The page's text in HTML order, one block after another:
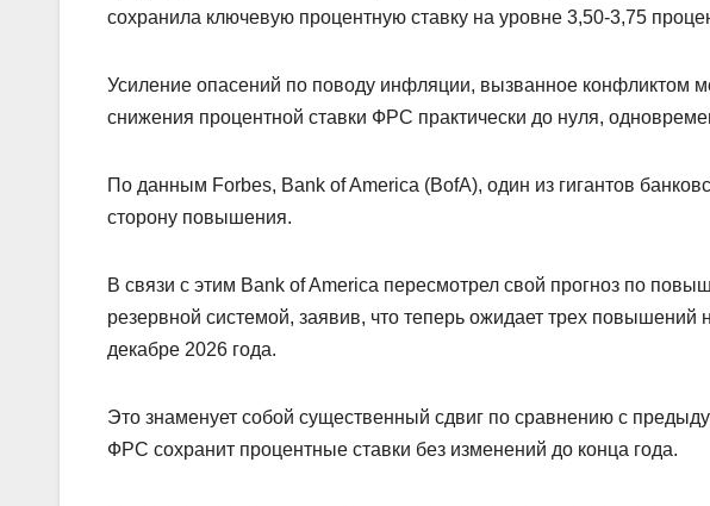
сохранила ключевую процентную ставку на уровне 3,50-3,75
Усиление опасений по поводу инфляции, вызванное конфликтом
снижения процентной ставки ФРС практически до нуля,
По данным Forbes, Bank of America (BofA), один из гигантов
сторону повышения.
В связи с этим Bank of America пересмотрел свой прогноз по
резервной системой, заявив, что теперь ожидает трех повышений
декабре 2026 года.
Это знаменует собой существенный сдвиг по сравнению с
ФРС сохранит процентные ставки без изменений до конца года.